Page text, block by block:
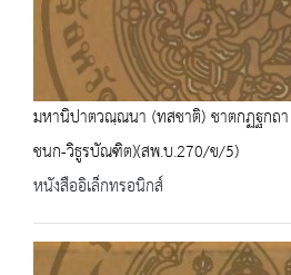
มหานิปาตวณฺณนา (ทสชาติ) ชาตกฏฐกถ
ชนก-วิธูรบัณฑิต)(สพ.บ.270/ข/5)
หนังสืออิเล็กทรอนิกส์